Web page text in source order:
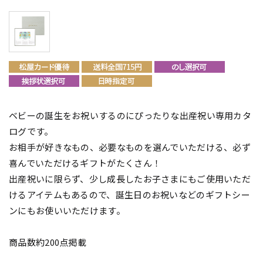
ベビーの誕生をお祝いするのにぴったりな出産祝い専用カタ
ログです。
お相手が好きなもの、必要なものを選んでいただける、必ず
喜んでいただけるギフトがたくさん！
出産祝いに限らず、少し成長したお子さまにもご使用いただ
けるアイテムもあるので、誕生日のお祝いなどのギフトシー
ンにもお使いいただけます。
商品数約200点掲載